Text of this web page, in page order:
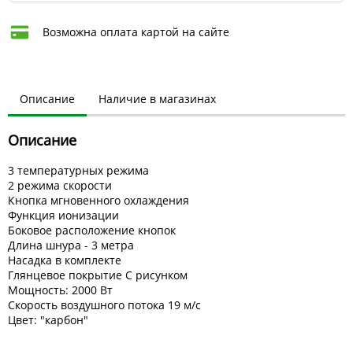
Возможна оплата картой на сайте
Описание Наличие в магазинах
Описание
3 температурных режима
2 режима скорости
Кнопка мгновенного охлаждения
Функция ионизации
Боковое расположение кнопок
Длина шнура - 3 метра
Насадка в комплекте
Глянцевое покрытие С рисунком
Мощность: 2000 Вт
Скорость воздушного потока 19 м/с
Цвет: "карбон"